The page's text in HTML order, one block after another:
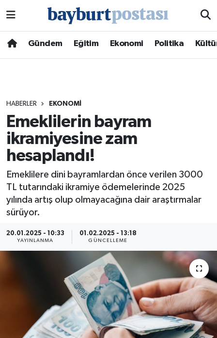
Gündem Eğitim Ekonomi Politika
HABERLER EKONOMI
Emeklilerin bayram
ikramiyesine zam
hesaplandı!
Emeklilere dini bayramlardan önce verilen 3000
TL tutarındaki ikramiye ödemelerinde 2025
yılında artış olup olmayacağına dair araştırmalar
sürüyor.
20.01.2025 - 10:33
YAYINLANMA
01.02.2025 - 13:18
GÜNCELLEME
Hava Durumu
Süper Lig Puan Durumu ve Fikstür
Tüm Manşetler
Son Dakika Haberleri
Haber Arşivi